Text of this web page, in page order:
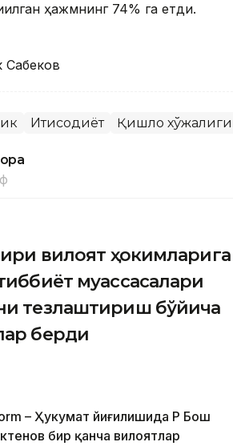
ҳажмнинг 74% га етди.
Сабеков
Иқтисодиёт Қишлоқ хўжалиги
вилоят ҳокимларига
муассасалари
тезлаштириш бўйича
берди
– Ҳукумат йиғилишида ҚР Бош
бир қанча вилоятлар